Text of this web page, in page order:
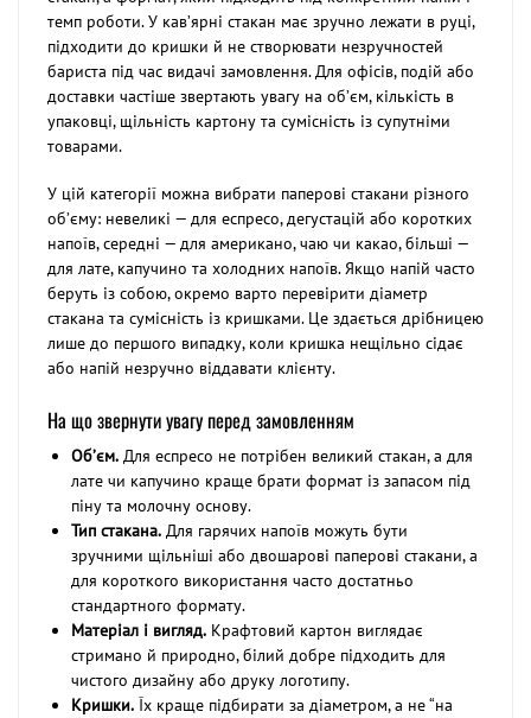
темп роботи. У кав’ярні стакан має зручно лежати в руці,
підходити до кришки й не створювати незручностей
бариста під час видачі замовлення. Для офісів, подій або
доставки частіше звертають увагу на об’єм, кількість в
упаковці, щільність картону та сумісність із супутніми
товарами.
У цій категорії можна вибрати паперові стакани різного
об’єму: невеликі — для еспресо, дегустацій або коротких
напоїв, середні — для американо, чаю чи какао, більші —
для лате, капучино та холодних напоїв. Якщо напій часто
беруть із собою, окремо варто перевірити діаметр
стакана та сумісність із кришками. Це здається дрібницею
лише до першого випадку, коли кришка нещільно сідає
або напій незручно віддавати клієнту.
На що звернути увагу перед замовленням
Об’єм. Для еспресо не потрібен великий стакан, а для
лате чи капучино краще брати формат із запасом під
піну та молочну основу.
Тип стакана. Для гарячих напоїв можуть бути
зручними щільніші або двошарові паперові стакани, а
для короткого використання часто достатньо
стандартного формату.
Матеріал і вигляд. Крафтовий картон виглядає
стримано й природно, білий добре підходить для
чистого дизайну або друку логотипу.
Кришки. Їх краще підбирати за діаметром, а не “на